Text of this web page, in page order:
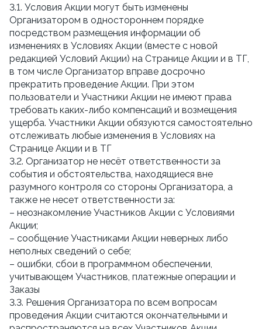
3.1. Условия Акции могут быть изменены
Организатором в одностороннем порядке
посредством размещения информации об
изменениях в Условиях Акции (вместе с новой
редакцией Условий Акции) на Странице Акции и в ТГ,
в том числе Организатор вправе досрочно
прекратить проведение Акции. При этом
пользователи и Участники Акции не имеют права
требовать каких-либо компенсаций и возмещения
ущерба. Участники Акции обязуются самостоятельно
отслеживать любые изменения в Условиях на
Странице Акции и в ТГ
3.2. Организатор не несёт ответственности за
события и обстоятельства, находящиеся вне
разумного контроля со стороны Организатора, а
также не несет ответственности за:
– неознакомление Участников Акции с Условиями
Акции;
– сообщение Участниками Акции неверных либо
неполных сведений о себе;
– ошибки, сбои в программном обеспечении,
учитывающем Участников, платежные операции и
Заказы
3.3. Решения Организатора по всем вопросам
проведения Акции считаются окончательными и